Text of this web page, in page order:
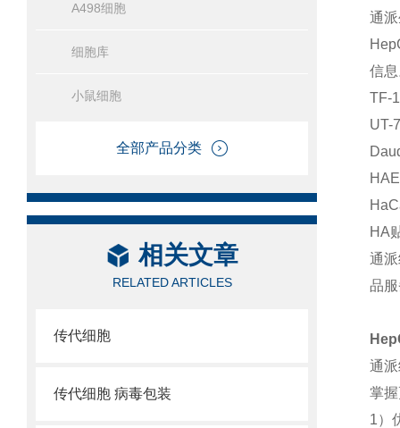
A498细胞
细胞库
小鼠细胞
全部产品分类
相关文章
RELATED ARTICLES
传代细胞
传代细胞 病毒包装
通
信
TF-
UT-
HA
通
品
通
掌
1）